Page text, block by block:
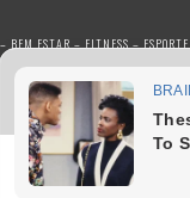
BEM ESTAR – FITNESS – ESPORTE